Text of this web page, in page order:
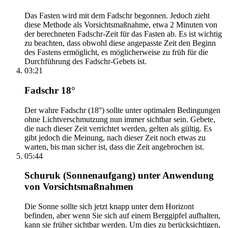
Das Fasten wird mit dem Fadschr begonnen. Jedoch zieht
diese Methode als Vorsichtsmaßnahme, etwa 2 Minuten von
der berechneten Fadschr-Zeit für das Fasten ab. Es ist wichtig
zu beachten, dass obwohl diese angepasste Zeit den Beginn
des Fastens ermöglicht, es möglicherweise zu früh für die
Durchführung des Fadschr-Gebets ist.
03:21
Fadschr 18°
Der wahre Fadschr (18°) sollte unter optimalen Bedingungen
ohne Lichtverschmutzung nun immer sichtbar sein. Gebete,
die nach dieser Zeit verrichtet werden, gelten als gültig. Es
gibt jedoch die Meinung, nach dieser Zeit noch etwas zu
warten, bis man sicher ist, dass die Zeit angebrochen ist.
05:44
Schuruk (Sonnenaufgang) unter Anwendung
von Vorsichtsmaßnahmen
Die Sonne sollte sich jetzt knapp unter dem Horizont
befinden, aber wenn Sie sich auf einem Berggipfel aufhalten,
kann sie früher sichtbar werden. Um dies zu berücksichtigen,